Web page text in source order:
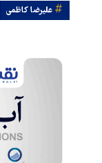
علیرضا کاظمی